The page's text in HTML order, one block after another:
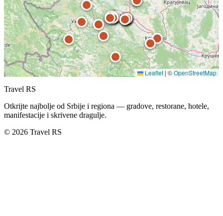
Leaflet | ©OpenStreetMap
Travel RS
Otkrijte najbolje od Srbije i regiona — gradove, restorane, hotele,
manifestacije i skrivene dragulje.
© 2026 Travel RS